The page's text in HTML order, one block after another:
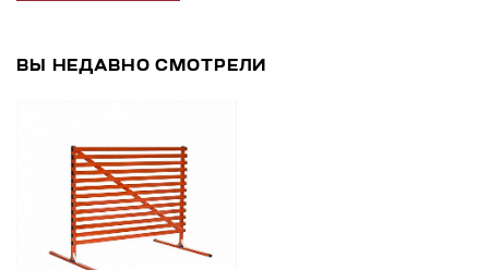
ВЫ НЕДАВНО СМОТРЕЛИ